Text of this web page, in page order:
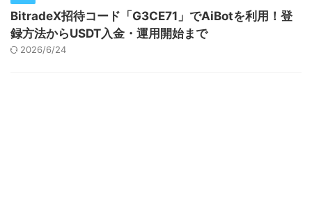
BitradeX招待コード「G3CE71」でAiBotを利用！登
録方法からUSDT入金・運用開始まで
2026/6/24